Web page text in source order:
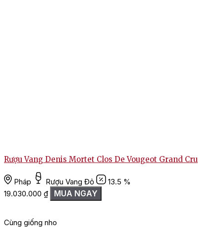
Rượu Vang Denis Mortet Clos De Vougeot Grand Cru
Pháp Rượu Vang Đỏ
13.5 %
19.030.000 ₫ MUA NGAY
Cùng giống nho